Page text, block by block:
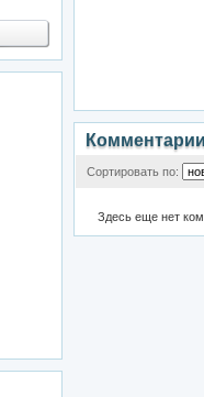
Сортировать по:
Здесь еще нет